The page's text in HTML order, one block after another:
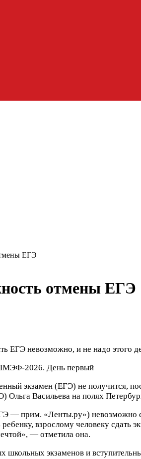
ЕГЭ
отмены ЕГЭ
ЕГЭ невозможно, и не надо этого
2026. День первый
экзамен (ЕГЭ) не получится,
Ольга Васильева на полях
— прим. «Ленты.ру») невозможно
взрослому человеку
— отметила она.
экзаменов и